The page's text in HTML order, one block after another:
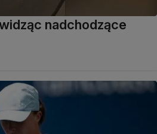
nadchodzące